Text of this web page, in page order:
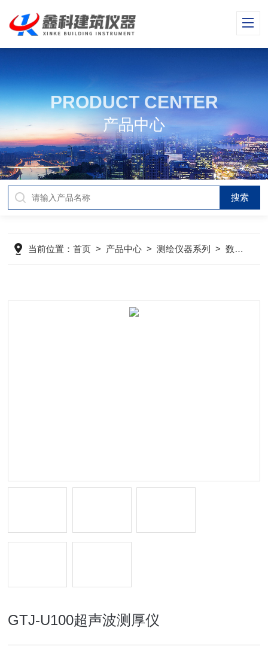
PRODUCT CENTER
产品中心
当前位置：首页 > 产品中心 >测绘仪器系列 >数显收敛仪
GTJ-U100超声波测厚仪